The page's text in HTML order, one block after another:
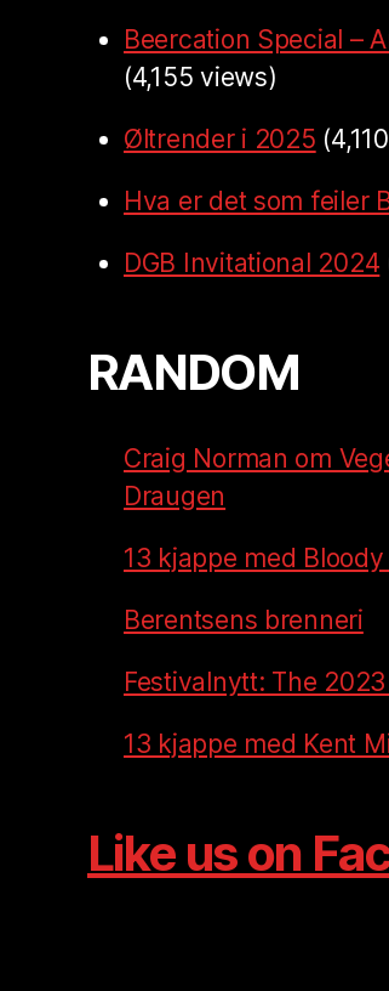
Beercation Special –
(4,155 views)
Øltrender i 2025
Hva er det som feiler
DGB Invitational 2024
RANDOM
Craig Norman om
Draugen
13 kjappe med Bloody
Berentsens brenneri
Festivalnytt: The
13 kjappe med Kent
Like us on